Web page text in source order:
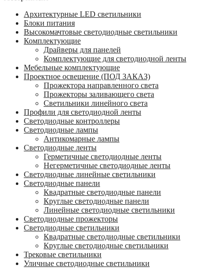
Архитектурные LED светильники
Блоки питания
Высокомачтовые светодиодные светильники
Комплектующие
Драйверы для панелей
Комплектующие для светодиодной ленты
Мебельные комплектующие
Проектное освещение (ПОД ЗАКАЗ)
Прожектора направленного света
Прожекторы заливающего света
Светильники линейного света
Профили для светодиодной ленты
Светодиодные контроллеры
Светодиодные лампы
Антикомарные лампы
Светодиодные ленты
Гермeтичные светодиодные ленты
Негерметичные светодиодные ленты
Светодиодные линейные светильники
Светодиодные панели
Квадратные светодиодные панели
Круглые светодиодные панели
Линейные светодиодные светильники
Светодиодные прожекторы
Светодиодные светильники
Квадратные светодиодные светильники
Круглые светодиодные светильники
Трековые светильники
Уличные светодиодные светильники